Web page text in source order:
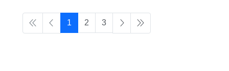
1 2 3